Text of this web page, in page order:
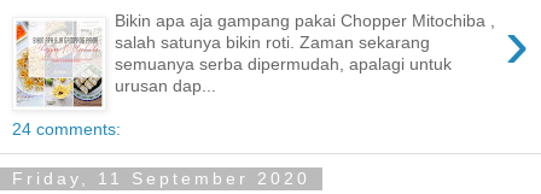
›
Bikin apa aja gampang pakai Chopper Mitochiba ,
salah satunya bikin roti. Zaman sekarang
semuanya serba dipermudah, apalagi untuk
urusan dap...
24 comments:
Friday, 11 September 2020